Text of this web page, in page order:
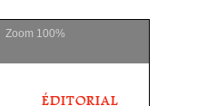
Zoom 100%